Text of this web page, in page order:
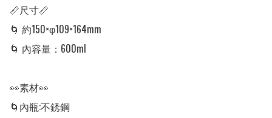
📏尺寸📏
🌀 約150×φ109×164mm
🌀 內容量：600ml
👀素材👀
🌀內瓶:不銹鋼